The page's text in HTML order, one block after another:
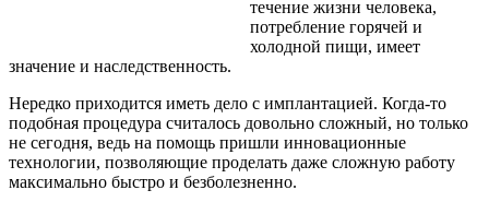
течение жизни человека,
потребление горячей и
холодной пищи, имеет
значение и наследственность.
Нередко приходится иметь дело с имплантацией. Когда-то
подобная процедура считалось довольно сложный, но только
не сегодня, ведь на помощь пришли инновационные
технологии, позволяющие проделать даже сложную работу
максимально быстро и безболезненно.